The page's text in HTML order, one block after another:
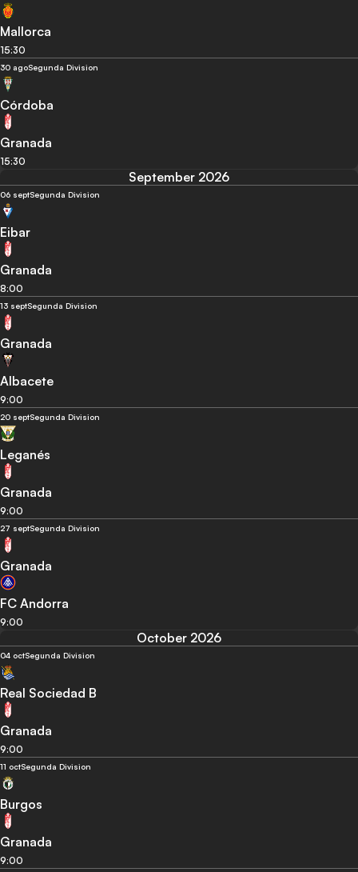
Mallorca
15:30
30 agoSegunda Division
Córdoba
Granada
15:30
September 2026
06 septSegunda Division
Eibar
Granada
8:00
13 septSegunda Division
Granada
Albacete
9:00
20 septSegunda Division
Leganés
Granada
9:00
27 septSegunda Division
Granada
FC Andorra
9:00
October 2026
04 octSegunda Division
Real Sociedad B
Granada
9:00
11 octSegunda Division
Burgos
Granada
9:00